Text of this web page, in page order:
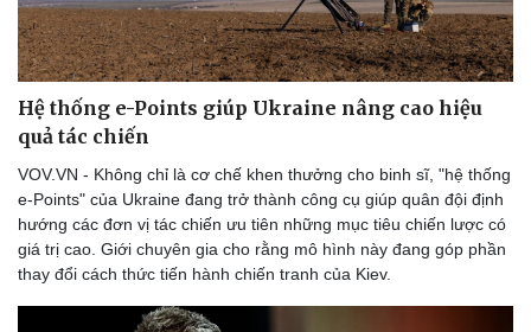
Hệ thống e-Points giúp Ukraine nâng cao hiệu
quả tác chiến
VOV.VN - Không chỉ là cơ chế khen thưởng cho binh sĩ, "hệ thống
e-Points" của Ukraine đang trở thành công cụ giúp quân đội định
hướng các đơn vị tác chiến ưu tiên những mục tiêu chiến lược có
giá trị cao. Giới chuyên gia cho rằng mô hình này đang góp phần
thay đổi cách thức tiến hành chiến tranh của Kiev.